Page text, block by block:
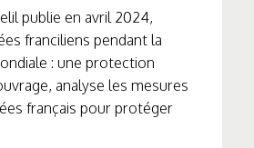
publie en avril 2024,
franciliens pendant la
: une protection
analyse les mesures
français pour protéger